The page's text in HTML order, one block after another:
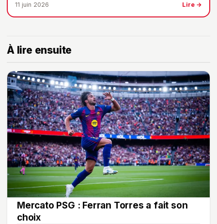
11 juin 2026 Lire →
À lire ensuite
Mercato PSG : Ferran Torres a fait son
choix